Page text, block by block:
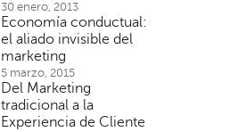
30 enero, 2013
Economía conductual:
el aliado invisible del
marketing
5 marzo, 2015
Del Marketing
tradicional a la
Experiencia de Cliente